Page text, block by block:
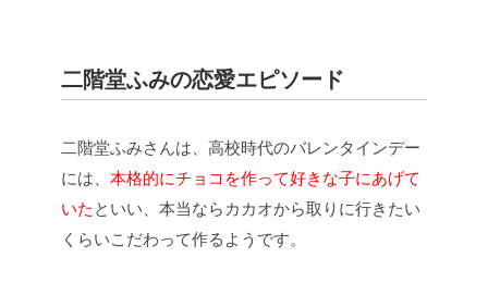
二階堂ふみの恋愛エピソード
二階堂ふみさんは、高校時代のバレンタインデー
には、 本格的にチョコを作って好きな子にあげて
いた といい、本当ならカカオから取りに行きたい
くらいこだわって作るようです。